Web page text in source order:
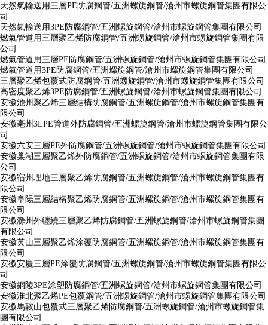
天然氣輸送用三層PE防腐鋼管/五洲螺旋鋼管/滄州市螺旋鋼管集團有限公
司
天然氣輸送用3PE防腐鋼管/五洲螺旋鋼管/滄州市螺旋鋼管集團有限公司
燃氣管道用三層聚乙烯防腐鋼管/五洲螺旋鋼管/滄州市螺旋鋼管集團有限
公司
燃氣管道用三層PE防腐鋼管/五洲螺旋鋼管/滄州市螺旋鋼管集團有限公司
燃氣管道用3PE防腐鋼管/五洲螺旋鋼管/滄州市螺旋鋼管集團有限公司
三層聚乙烯包覆式防腐鋼管/五洲螺旋鋼管/滄州市螺旋鋼管集團有限公司
高密度聚乙烯3PE防腐鋼管/五洲螺旋鋼管/滄州市螺旋鋼管集團有限公司
安徽池州聚乙烯三層結構防腐鋼管/五洲螺旋鋼管/滄州市螺旋鋼管集團有
限公司
安徽亳州3LPE管道外防腐鋼管/五洲螺旋鋼管/滄州市螺旋鋼管集團有限公
司
安徽六安三層PE外防腐鋼管/五洲螺旋鋼管/滄州市螺旋鋼管集團有限公司
安徽巢湖三層聚乙烯外防腐鋼管/五洲螺旋鋼管/滄州市螺旋鋼管集團有限
公司
安徽宿州埋地三層聚乙烯防腐鋼管/五洲螺旋鋼管/滄州市螺旋鋼管集團有
限公司
安徽阜陽三層結構聚乙烯防腐鋼管/五洲螺旋鋼管/滄州市螺旋鋼管集團有
限公司
安徽滁州外纏繞三層聚乙烯防腐鋼管/五洲螺旋鋼管/滄州市螺旋鋼管集團
有限公司
安徽黃山三層聚乙烯涂覆防腐鋼管/五洲螺旋鋼管/滄州市螺旋鋼管集團有
限公司
安徽安慶三層PE涂覆防腐鋼管/五洲螺旋鋼管/滄州市螺旋鋼管集團有限公
司
安徽銅陵3PE涂塑防腐鋼管/五洲螺旋鋼管/滄州市螺旋鋼管集團有限公司
安徽淮北聚乙烯PE包覆鋼管/五洲螺旋鋼管/滄州市螺旋鋼管集團有限公司
安徽馬鞍山包覆式三層聚乙烯防腐鋼管/五洲螺旋鋼管/滄州市螺旋鋼管集
團有限公司